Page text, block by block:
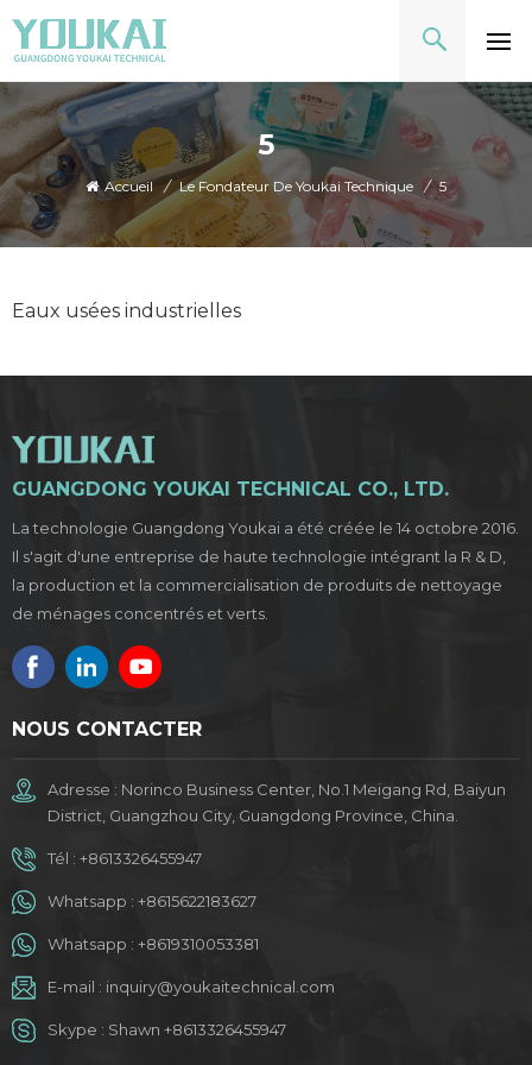
5
Accueil / Le Fondateur De Youkai Technique / 5
Eaux usées industrielles
GUANGDONG YOUKAI TECHNICAL CO., LTD.
La technologie Guangdong Youkai a été créée le 14 octobre 2016.
Il s'agit d'une entreprise de haute technologie intégrant la R & D,
la production et la commercialisation de produits de nettoyage
de ménages concentrés et verts.
NOUS CONTACTER
Adresse : Norinco Business Center, No.1 Meigang Rd, Baiyun
District, Guangzhou City, Guangdong Province, China.
Tél : +8613326455947
Whatsapp : +8615622183627
Whatsapp : +8619310053381
E-mail : inquiry@youkaitechnical.com
Skype : Shawn +8613326455947